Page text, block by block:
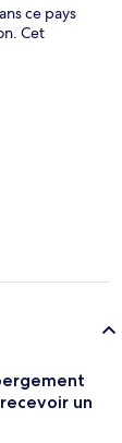
ce pays
Cet
un